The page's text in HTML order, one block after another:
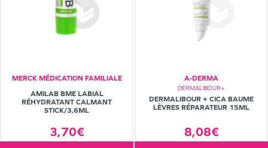
MERCK MÉDICATION FAMILIALE
AMILAB BME LABIAL
RÉHYDRATANT CALMANT
STICK/3,6ML
3,70€
A-DERMA
DERMALIBOUR+
DERMALIBOUR + CICA BAUME
LÈVRES RÉPARATEUR 15ML
8,08€